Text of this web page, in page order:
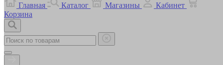
Главная
Каталог Магазины
Кабинет
Корзина